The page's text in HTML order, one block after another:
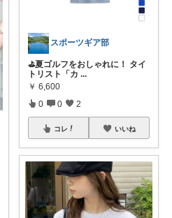
スポーツギア部
⛳夏ゴルフをおしゃれに！ タイ
トリスト「カ ...
￥ 6,600
0 0 2
コレ いいね